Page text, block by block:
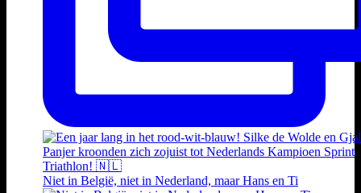
Niet in België, niet in Nederland, maar Hans en Ti